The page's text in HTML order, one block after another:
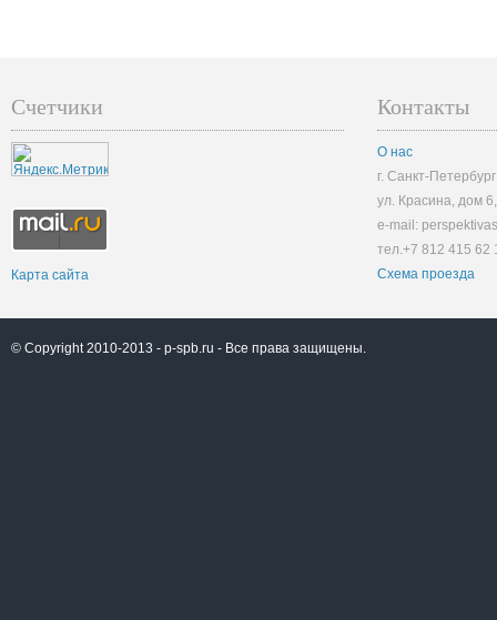
Счетчики
Карта сайта
Контакты
О нас
г. Санкт-Петербург
ул. Красина, дом
e-mail:
тел.+7 812 415 62
Схема проезда
© Copyright 2010-2013 - p-spb.ru - Все права защищены.